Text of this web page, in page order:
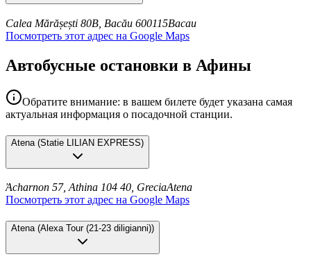
Calea Mărășești 80B, Bacău 600115Bacau
Посмотреть этот адрес на Google Maps
Автобусные остановки в Афины
Обратите внимание: в вашем билете будет указана самая
актуальная информация о посадочной станции.
Atena (Statie LILIAN EXPRESS)
Ἀcharnon 57, Athina 104 40, GreciaAtena
Посмотреть этот адрес на Google Maps
Atena(Alexa Tour (21-23 diligianni))